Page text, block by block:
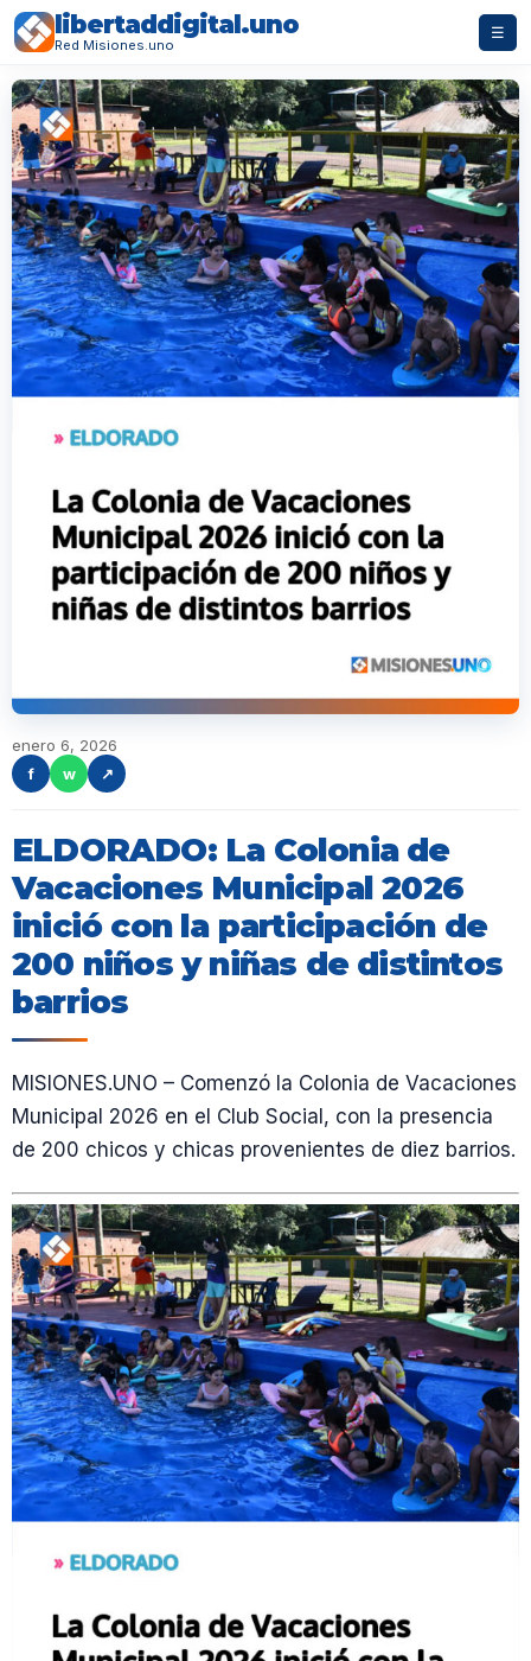
libertaddigital.uno
Red Misiones.uno
☰
enero 6, 2026
f
w ↗
ELDORADO: La Colonia de
Vacaciones Municipal 2026
inició con la participación de
200 niños y niñas de distintos
barrios
MISIONES.UNO – Comenzó la Colonia de Vacaciones
Municipal 2026 en el Club Social, con la presencia
de 200 chicos y chicas provenientes de diez barrios.